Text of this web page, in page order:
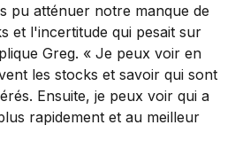
pu atténuer notre manque de
et l'incertitude qui pesait sur
Greg. « Je peux voir en
les stocks et savoir qui sont
Ensuite, je peux voir qui a
rapidement et au meilleur